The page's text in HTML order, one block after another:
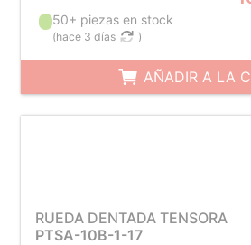
50+ piezas en stock
(hace 3 días )
AÑADIR A LA
RUEDA DENTADA TENSORA
PTSA-10B-1-17